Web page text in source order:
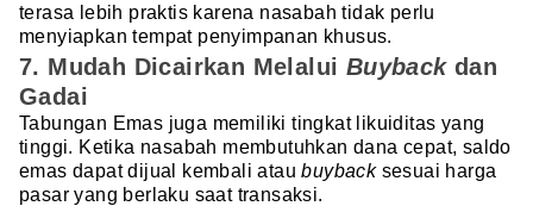
terasa lebih praktis karena nasabah tidak perlu
menyiapkan tempat penyimpanan khusus.
7. Mudah Dicairkan Melalui Buybackdan
Gadai
Tabungan Emas juga memiliki tingkat likuiditas yang
tinggi. Ketika nasabah membutuhkan dana cepat, saldo
emas dapat dijual kembali ataubuyback sesuai harga
pasar yang berlaku saat transaksi.